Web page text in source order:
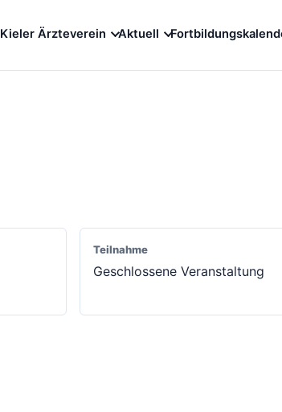
Kieler Ärzteverein Aktuell
Teilnahme
Geschlossene Veranstaltung